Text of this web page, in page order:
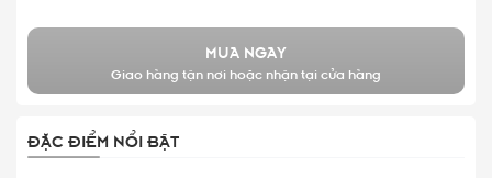
MUA NGAY
Giao hàng tận nơi hoặc nhận tại cửa hàng
ĐẶC ĐIỂM NỔI BẬT